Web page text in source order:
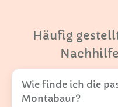
Häufig
Wie finde ich die
Montabaur?